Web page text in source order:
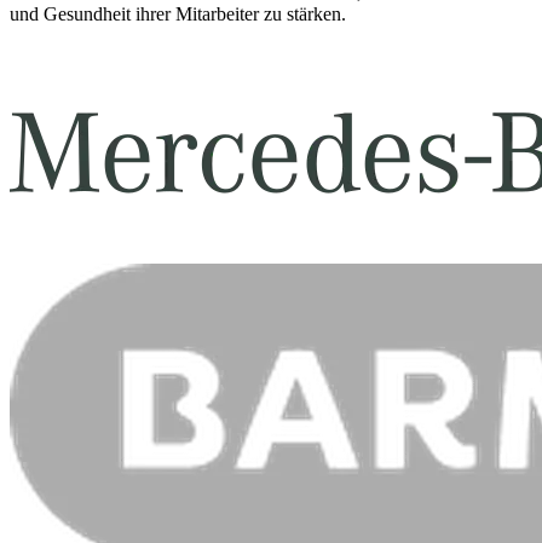
und Gesundheit ihrer Mitarbeiter zu stärken.